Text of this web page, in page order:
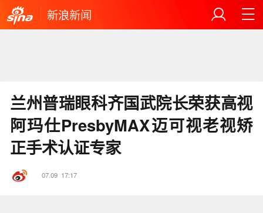
新浪新闻
兰州普瑞眼科齐国武院长荣获高视
阿玛仕PresbyMAX迈可视老视矫
正手术认证专家
07.09 17:17